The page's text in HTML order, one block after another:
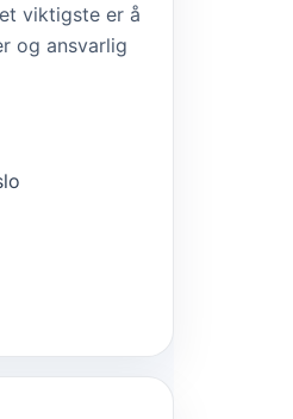
viktigste er å
og ansvarlig